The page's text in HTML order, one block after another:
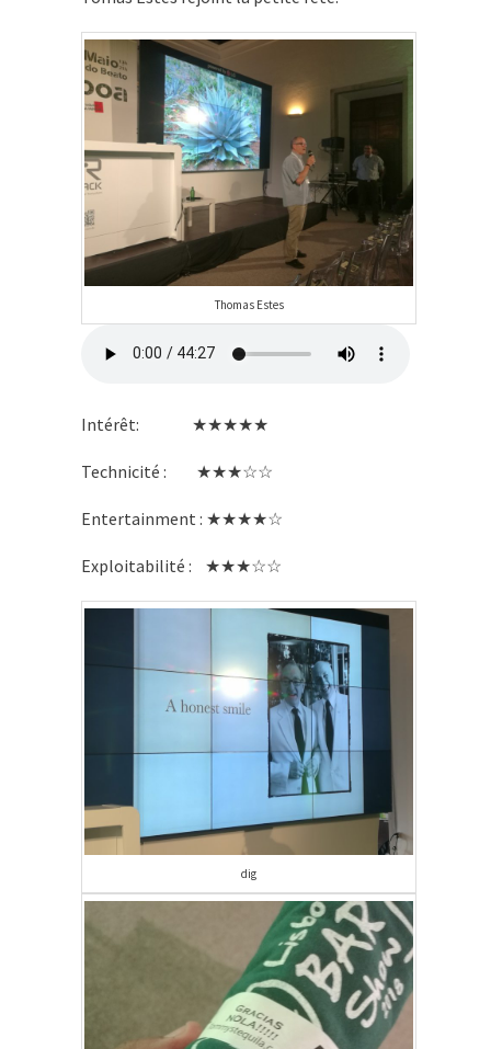
Thomas Estes
Intérêt: ★★★★★
Technicité : ★★★☆☆
Entertainment : ★★★★☆
Exploitabilité : ★★★☆☆
dig